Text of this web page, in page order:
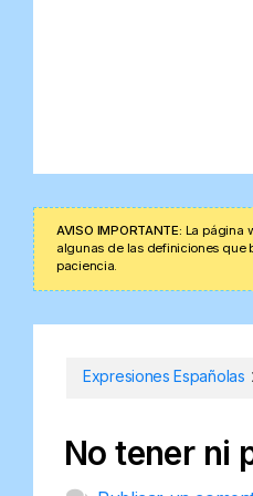
AVISO IMPORTANTE: La página
algunas de las definiciones que
paciencia.
Expresiones Españolas
No tener ni